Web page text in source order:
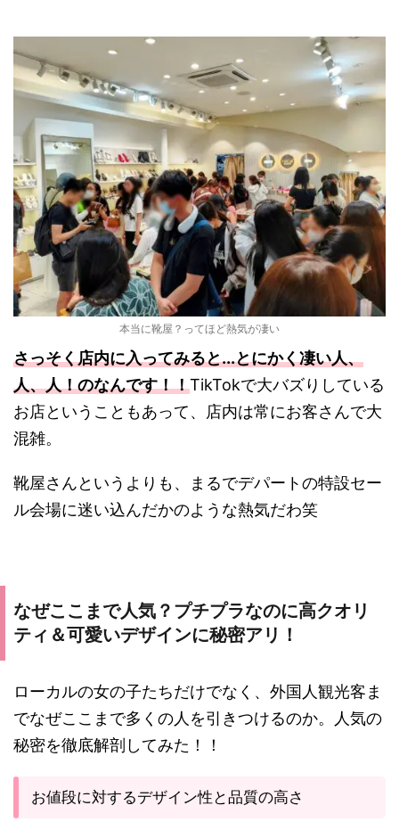
本当に靴屋？ってほど熱気が凄い
さっそく店内に入ってみると...とにかく凄い人、
人、人！のなんです！！TikTokで大バズりしている
お店ということもあって、店内は常にお客さんで大
混雑。
靴屋さんというよりも、まるでデパートの特設セー
ル会場に迷い込んだかのような熱気だわ笑
なぜここまで人気？プチプラなのに高クオリ
ティ＆可愛いデザインに秘密アリ！
ローカルの女の子たちだけでなく、外国人観光客ま
でなぜここまで多くの人を引きつけるのか。人気の
秘密を徹底解剖してみた！！
お値段に対するデザイン性と品質の高さ